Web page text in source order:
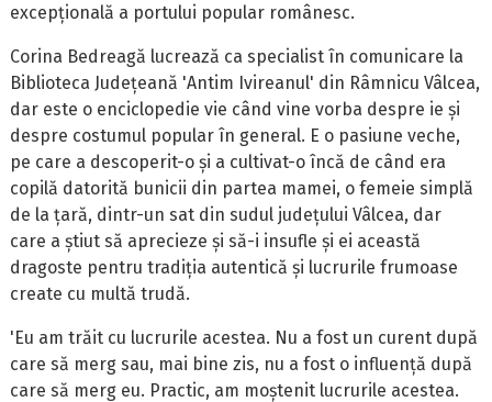
excepțională a portului popular românesc.
Corina Bedreagă lucrează ca specialist în comunicare la
Biblioteca Județeană 'Antim Ivireanul' din Râmnicu Vâlcea,
dar este o enciclopedie vie când vine vorba despre ie și
despre costumul popular în general. E o pasiune veche,
pe care a descoperit-o și a cultivat-o încă de când era
copilă datorită bunicii din partea mamei, o femeie simplă
de la țară, dintr-un sat din sudul județului Vâlcea, dar
care a știut să aprecieze și să-i insufle și ei această
dragoste pentru tradiția autentică și lucrurile frumoase
create cu multă trudă.
'Eu am trăit cu lucrurile acestea. Nu a fost un curent după
care să merg sau, mai bine zis, nu a fost o influență după
care să merg eu. Practic, am moștenit lucrurile acestea.